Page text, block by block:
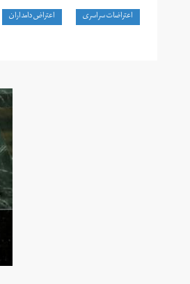
اعتراضات سراسری اعتراض دامداران